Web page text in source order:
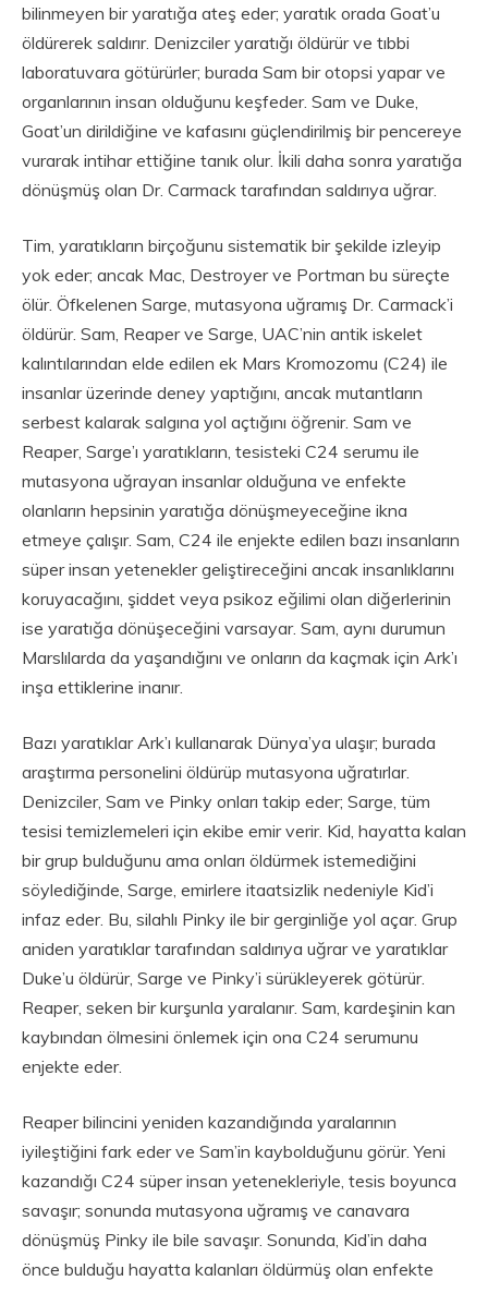
bilinmeyen bir yaratığa ateş eder; yaratık orada Goat’u
öldürerek saldırır. Denizciler yaratığı öldürür ve tıbbi
laboratuvara götürürler; burada Sam bir otopsi yapar ve
organlarının insan olduğunu keşfeder. Sam ve Duke,
Goat’un dirildiğine ve kafasını güçlendirilmiş bir pencereye
vurarak intihar ettiğine tanık olur. İkili daha sonra yaratığa
dönüşmüş olan Dr. Carmack tarafından saldırıya uğrar.
Tim, yaratıkların birçoğunu sistematik bir şekilde izleyip
yok eder; ancak Mac, Destroyer ve Portman bu süreçte
ölür. Öfkelenen Sarge, mutasyona uğramış Dr. Carmack’i
öldürür. Sam, Reaper ve Sarge, UAC’nin antik iskelet
kalıntılarından elde edilen ek Mars Kromozomu (C24) ile
insanlar üzerinde deney yaptığını, ancak mutantların
serbest kalarak salgına yol açtığını öğrenir. Sam ve
Reaper, Sarge’ı yaratıkların, tesisteki C24 serumu ile
mutasyona uğrayan insanlar olduğuna ve enfekte
olanların hepsinin yaratığa dönüşmeyeceğine ikna
etmeye çalışır. Sam, C24 ile enjekte edilen bazı insanların
süper insan yetenekler geliştireceğini ancak insanlıklarını
koruyacağını, şiddet veya psikoz eğilimi olan diğerlerinin
ise yaratığa dönüşeceğini varsayar. Sam, aynı durumun
Marslılarda da yaşandığını ve onların da kaçmak için Ark’ı
inşa ettiklerine inanır.
Bazı yaratıklar Ark’ı kullanarak Dünya’ya ulaşır; burada
araştırma personelini öldürüp mutasyona uğratırlar.
Denizciler, Sam ve Pinky onları takip eder; Sarge, tüm
tesisi temizlemeleri için ekibe emir verir. Kid, hayatta kalan
bir grup bulduğunu ama onları öldürmek istemediğini
söylediğinde, Sarge, emirlere itaatsizlik nedeniyle Kid’i
infaz eder. Bu, silahlı Pinky ile bir gerginliğe yol açar. Grup
aniden yaratıklar tarafından saldırıya uğrar ve yaratıklar
Duke’u öldürür, Sarge ve Pinky’i sürükleyerek götürür.
Reaper, seken bir kurşunla yaralanır. Sam, kardeşinin kan
kaybından ölmesini önlemek için ona C24 serumunu
enjekte eder.
Reaper bilincini yeniden kazandığında yaralarının
iyileştiğini fark eder ve Sam’in kaybolduğunu görür. Yeni
kazandığı C24 süper insan yetenekleriyle, tesis boyunca
savaşır; sonunda mutasyona uğramış ve canavara
dönüşmüş Pinky ile bile savaşır. Sonunda, Kid’in daha
önce bulduğu hayatta kalanları öldürmüş olan enfekte